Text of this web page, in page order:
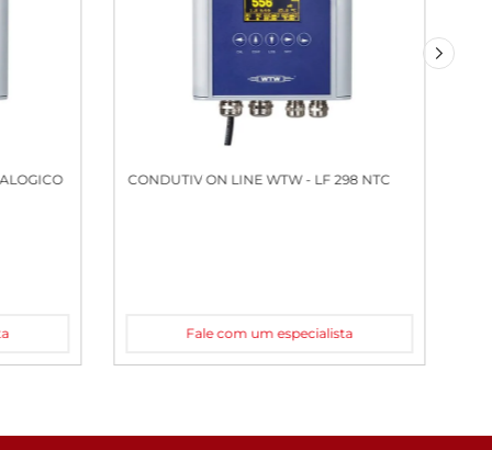
CONDUTIV ON LINE WTW - LF 298 NTC
Fale com um especialista